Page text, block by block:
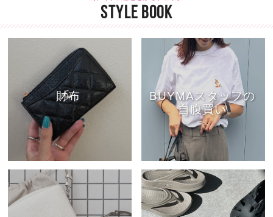
STYLE BOOK
財布
BUYMAスタッフの
自腹買い